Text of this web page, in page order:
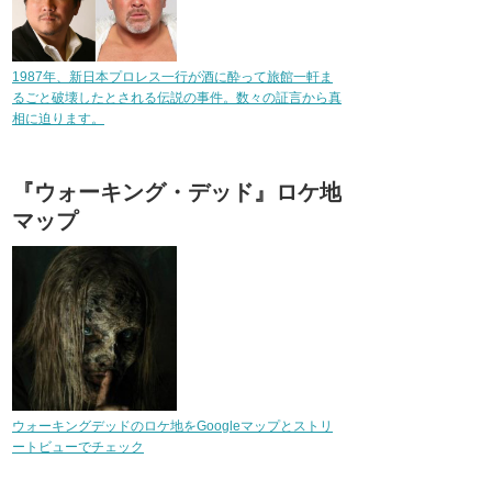
1987年、新日本プロレス一行が酒に酔って旅館一軒ま
るごと破壊したとされる伝説の事件。数々の証言から真
相に迫ります。
『ウォーキング・デッド』ロケ地
マップ
ウォーキングデッドのロケ地をGoogleマップとストリ
ートビューでチェック